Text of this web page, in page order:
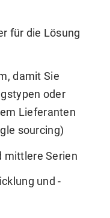
für die Lösung
damit Sie
oder
Lieferanten
sourcing)
mittlere Serien
und -